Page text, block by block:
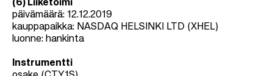
(6) Liiketoimi
päivämäärä: 12.12.2019
kauppapaikka: NASDAQ HELSINKI LTD (XHEL)
luonne: hankinta
Instrumentti